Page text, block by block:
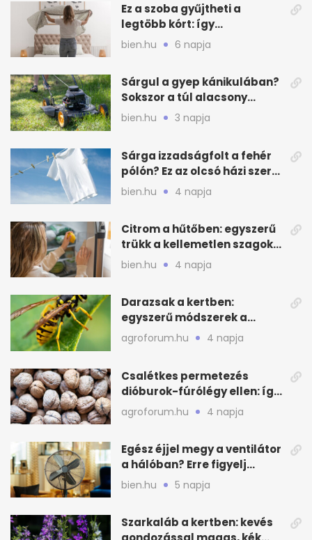
Ez a szoba gyűjtheti a
legtöbb kórt: így
mélytisztítsd otthon
bien.hu 6 napja
Sárgul a gyep kánikulában?
Sokszor a túl alacsony
fűnyírás a gond
bien.hu 3 napja
Sárga izzadságfolt a fehér
pólón? Ez az olcsó házi szer
beválhat
bien.hu 4 napja
Citrom a hűtőben: egyszerű
trükk a kellemetlen szagok
ellen
bien.hu 4 napja
Darazsak a kertben:
egyszerű módszerek a
távoltartásukra nyáron
agroforum.hu 4 napja
Csalétkes permetezés
dióburok-fúrólégy ellen: így
csináld a kertben
agroforum.hu 4 napja
Egész éjjel megy a ventilátor
a hálóban? Erre figyelj
alvásnál nyáron
bien.hu 5 napja
Szarkaláb a kertben: kevés